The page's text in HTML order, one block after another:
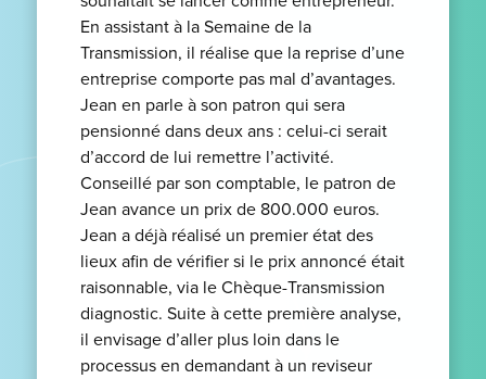
En assistant à la Semaine de la
Transmission, il réalise que la reprise d’une
entreprise comporte pas mal d’avantages.
Jean en parle à son patron qui sera
pensionné dans deux ans : celui-ci serait
d’accord de lui remettre l’activité.
Conseillé par son comptable, le patron de
Jean avance un prix de 800.000 euros.
Jean a déjà réalisé un premier état des
lieux afin de vérifier si le prix annoncé était
raisonnable, via le Chèque-Transmission
diagnostic. Suite à cette première analyse,
il envisage d’aller plus loin dans le
processus en demandant à un reviseur